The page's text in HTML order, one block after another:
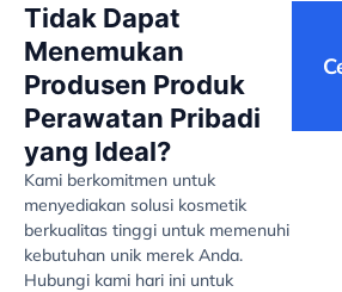
Tidak Dapat
Menemukan
Produsen Produk
Perawatan Pribadi
yang Ideal?
Kami berkomitmen untuk
menyediakan solusi kosmetik
berkualitas tinggi untuk memenuhi
kebutuhan unik merek Anda.
Hubungi kami hari ini untuk